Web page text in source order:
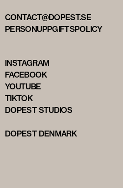
CONTACT@DOPEST.SE
PERSONUPPGIFTSPOLICY
INSTAGRAM
FACEBOOK
YOUTUBE
TIKTOK
DOPEST STUDIOS
DOPEST DENMARK